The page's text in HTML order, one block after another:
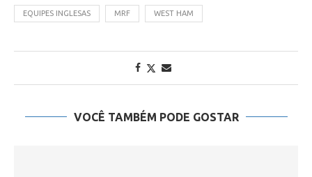
EQUIPES INGLESAS MRF WEST HAM
VOCÊ TAMBÉM PODE GOSTAR